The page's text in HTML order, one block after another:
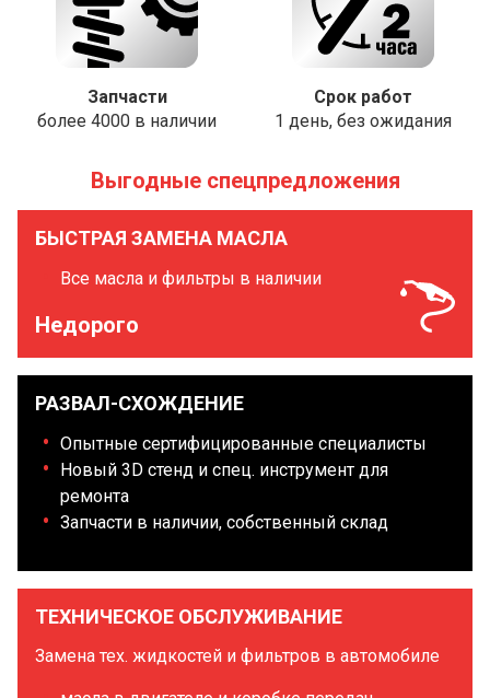
Запчасти
более 4000 в наличии
Срок работ
1 день, без ожидания
Выгодные спецпредложения
БЫСТРАЯ ЗАМЕНА МАСЛА
Все масла и фильтры в наличии
Недорого
РАЗВАЛ-СХОЖДЕНИЕ
Опытные сертифицированные специалисты
Новый 3D стенд и спец. инструмент для
ремонта
Запчасти в наличии, собственный склад
ТЕХНИЧЕСКОЕ ОБСЛУЖИВАНИЕ
Замена тех. жидкостей и фильтров в автомобиле